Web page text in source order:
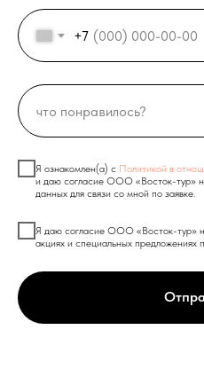
+7
Я ознакомлен(а) с Политикой в
и даю согласие ООО «Восток-тур»
данных для связи со мной по заявке.
Я даю согласие ООО «Восток-тур»
акциях и специальных предложениях